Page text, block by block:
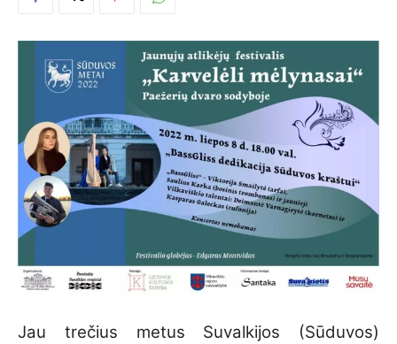
Jau trečius metus Suvalkijos (Sūduvos)